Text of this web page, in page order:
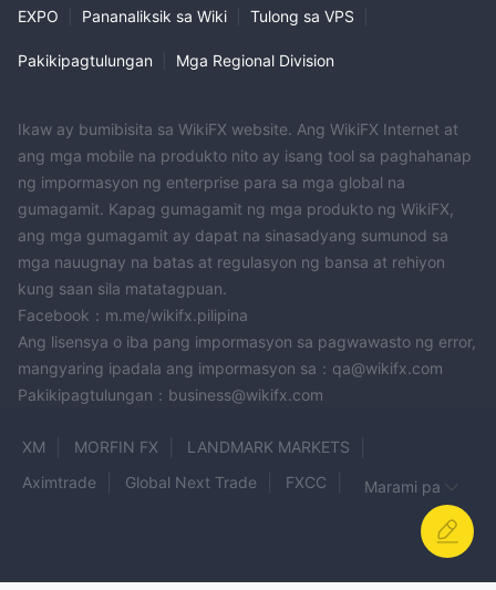
EXPO Pananaliksik sa Wiki Tulong sa VPS
Pakikipagtulungan Mga Regional Division
Ikaw ay bumibisita sa WikiFX website. Ang WikiFX Internet at
ang mga mobile na produkto nito ay isang tool sa paghahanap
ng impormasyon ng enterprise para sa mga global na
gumagamit. Kapag gumagamit ng mga produkto ng WikiFX,
ang mga gumagamit ay dapat na sinasadyang sumunod sa
mga nauugnay na batas at regulasyon ng bansa at rehiyon
kung saan sila matatagpuan.
Facebook：m.me/wikifx.pilipina
Ang lisensya o iba pang impormasyon sa pagwawasto ng error,
mangyaring ipadala ang impormasyon sa：qa@wikifx.com
Pakikipagtulungan：business@wikifx.com
XM MORFIN FX
LANDMARK MARKETS
Aximtrade
Global Next Trade
FXCC
Marami pa